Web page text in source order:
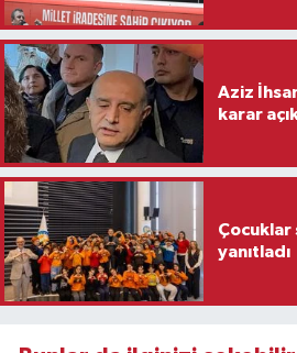
Aziz
karar
Çocuklar
yanıtladı